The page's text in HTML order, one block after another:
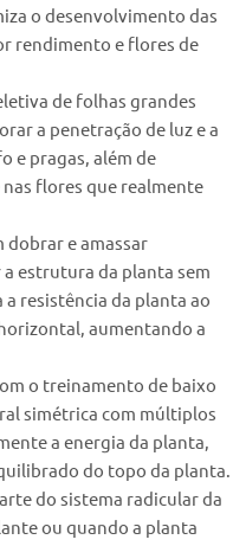
o desenvolvimento das
rendimento e flores de
de folhas grandes
a penetração de luz e a
e pragas, além de
flores que realmente
dobrar e amassar
estrutura da planta sem
resistência da planta ao
aumentando a
o treinamento de baixo
simétrica com múltiplos
a energia da planta,
do topo da planta.
do sistema radicular da
ou quando a planta